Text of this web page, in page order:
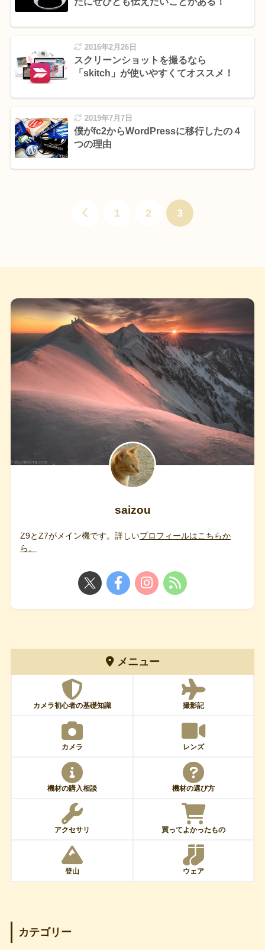
2016年2月26日
スクリーンショットを撮るなら
「skitch」が使いやすくてオススメ！
2019年7月7日
僕がfc2からWordPressに移行したの４
つの理由
1 2 3
saizou
Z9とZ7がメイン機です。詳しいプロフィールはこちらか
ら。
メニュー
カメラ初心者の基礎知識 撮影記
カメラ レンズ
機材の購入相談 機材の選び方
アクセサリ 買ってよかったもの
登山 ウェア
カテゴリー